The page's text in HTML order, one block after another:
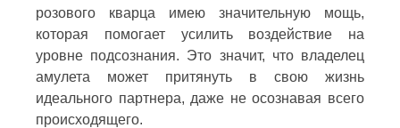
розового кварца имею значительную мощь,
которая помогает усилить воздействие на
уровне подсознания. Это значит, что владелец
амулета может притянуть в свою жизнь
идеального партнера, даже не осознавая всего
происходящего.